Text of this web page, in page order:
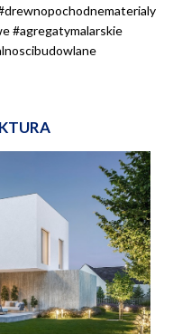
#agregatymalarskie